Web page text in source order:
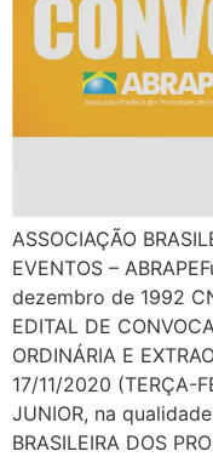
ASSOCIAÇÃO
EVENTOS –
dezembro de 1992
EDITAL DE
ORDINÁRIA E
17/11/2020 (TERÇA-
JUNIOR, na
BRASILEIRA DOS